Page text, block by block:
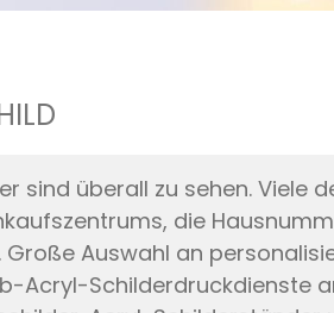
sind überall zu sehen. Viele
die
Große Auswahl an
Acryl-Schilderdruckdienste